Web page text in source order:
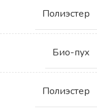
Полиэстер
Био-пух
Полиэстер